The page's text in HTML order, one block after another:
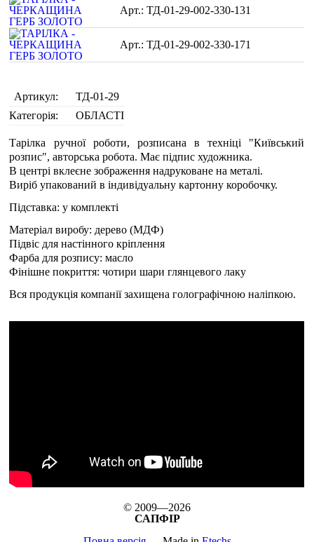
ТД-01-29-002-330-131
ТД-01-29-002-330-171
Артикул:
ТД-01-29
Категорія:
ОБЛАСТІ
Тарілка ручної роботи, розписана в техніці "Київський
розпис", авторська робота. Має підпис художника.
В центрі вклеєне зображення надруковане на металі.
Виріб упакований в індивідуальну картонну коробочку.
Підставка: у комплекті
Матеріал виробу: дерево (МДФ)
Підвіс для настінного кріплення
Фарба для розпису: масло
Фінішне покриття: чотири шари глянцевого лаку
Вся продукція компанії захищена голографічною наліпкою.
© 2009—2026
САПФІР